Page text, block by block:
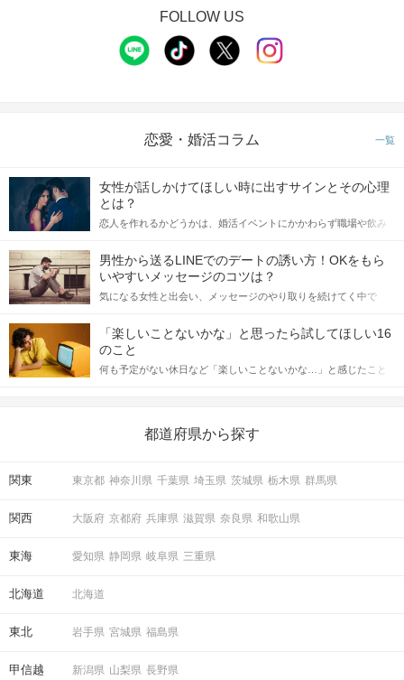
FOLLOW US
恋愛・婚活コラム 一覧
女性が話しかけてほしい時に出すサインとその心理
とは？
恋人を作れるかどうかは、婚活イベントにかかわらず職場や飲み
てアプローチできるかにも左右されます。 これから恋人作りを本
格的に始めようとしている方は、女性が異性を求めて出すサイン
をしっかりと理解し、正しい行動に移せるかどうかが重要。 この
記事では、女性が話しかけて欲しい時に出すサインとその心理を
合にどのような行動に繋げるべきかをご紹介していきます。
男性から送るLINEでのデートの誘い方！OKをもら
いやすいメッセージのコツは？
気になる女性と出会い、メッセージのやり取りを続けてく中で
しかし、中には「どう誘ったらいいの？」とお困りの男性もいら
っしゃるのではないでしょうか。 そこで今回は、男性から女性へ
送るLINEでのデートの誘い方のコツをご紹介します。例文も混じ
えながら解説するので、ぜひ参考にしてください。
「楽しいことないかな」と思ったら試してほしい16
のこと
何も予定がない休日など「楽しいことないかな…」と感じたこと
の楽しいことアイデアを集めました♪ いままさに楽しいことを探し
都道府県から探す
関東 東京都 神奈川県 千葉県 埼玉県 茨城県 栃木県 群馬県
関西 大阪府 京都府 兵庫県 滋賀県 奈良県 和歌山県
東海 愛知県 静岡県 岐阜県 三重県
北海道 北海道
東北 岩手県 宮城県 福島県
甲信越 新潟県 山梨県 長野県